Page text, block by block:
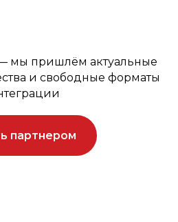
мы пришлём актуальные
и свободные форматы
партнером